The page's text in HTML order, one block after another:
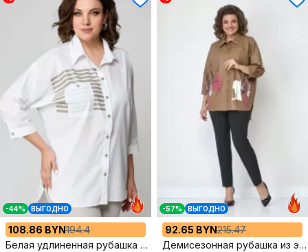
-44% ВЫГОДНО
108.86 BYN194.4
Белая удлиненная рубашка из хлопка с накладным карманом
-57% ВЫГОДНО
92.65 BYN215.47
Демисезонная рубашка из эко-кожи с накладными карманами